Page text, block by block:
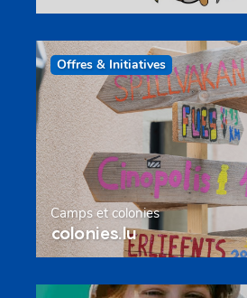
Offres & Initiatives
Camps et colonies
colonies.lu